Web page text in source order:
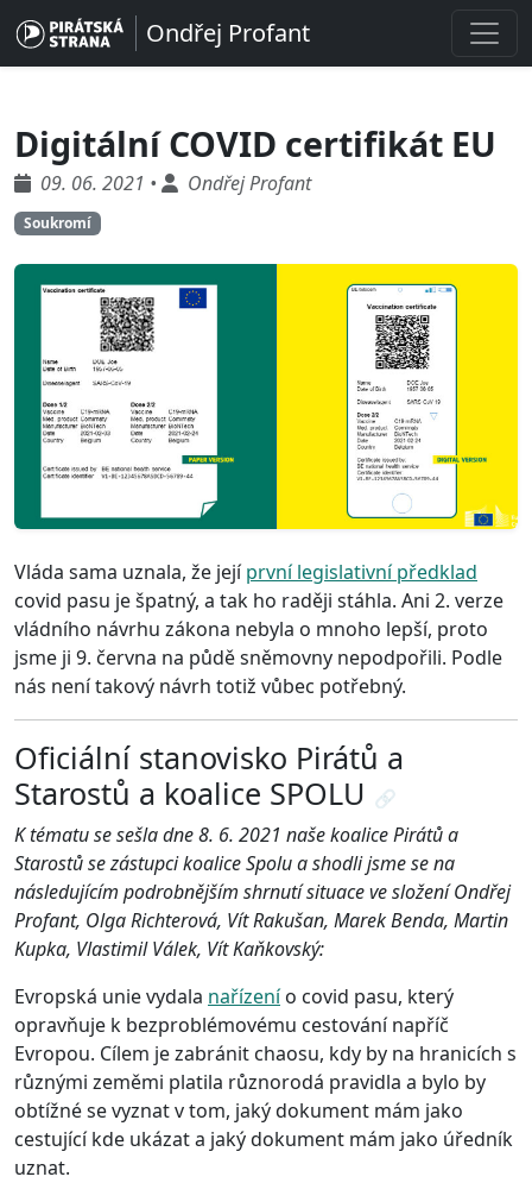
Ondřej Profant
Digitální COVID certifikát EU
09. 06. 2021 • Ondřej Profant
Soukromí
Vláda sama uznala, že jejíprvní legislativní předklad
covid pasu je špatný, a tak ho raději stáhla. Ani 2. verze
vládního návrhu zákona nebyla o mnoho lepší, proto
jsme ji 9. června na půdě sněmovny nepodpořili. Podle
nás není takový návrh totiž vůbec potřebný.
Oficiální stanovisko Pirátů a
Starostů a koalice SPOLU 🔗
K tématu se sešla dne 8. 6. 2021 naše koalice Pirátů a
Starostů se zástupci koalice Spolu a shodli jsme se na
následujícím podrobnějším shrnutí situace ve složení Ondřej
Profant, Olga Richterová, Vít Rakušan, Marek Benda, Martin
Kupka, Vlastimil Válek, Vít Kaňkovský:
Evropská unie vydala nařízenío covid pasu, který
opravňuje k bezproblémovému cestování napříč
Evropou. Cílem je zabránit chaosu, kdy by na hranicích s
různými zeměmi platila různorodá pravidla a bylo by
obtížné se vyznat v tom, jaký dokument mám jako
cestující kde ukázat a jaký dokument mám jako úředník
uznat.